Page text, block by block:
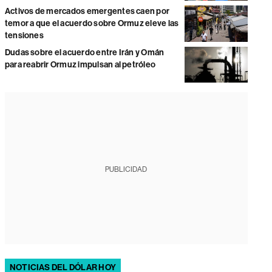
Activos de mercados emergentes caen por
temor a que el acuerdo sobre Ormuz eleve las
tensiones
Dudas sobre el acuerdo entre Irán y Omán
para reabrir Ormuz impulsan al petróleo
PUBLICIDAD
NOTICIAS DEL DÓLAR HOY